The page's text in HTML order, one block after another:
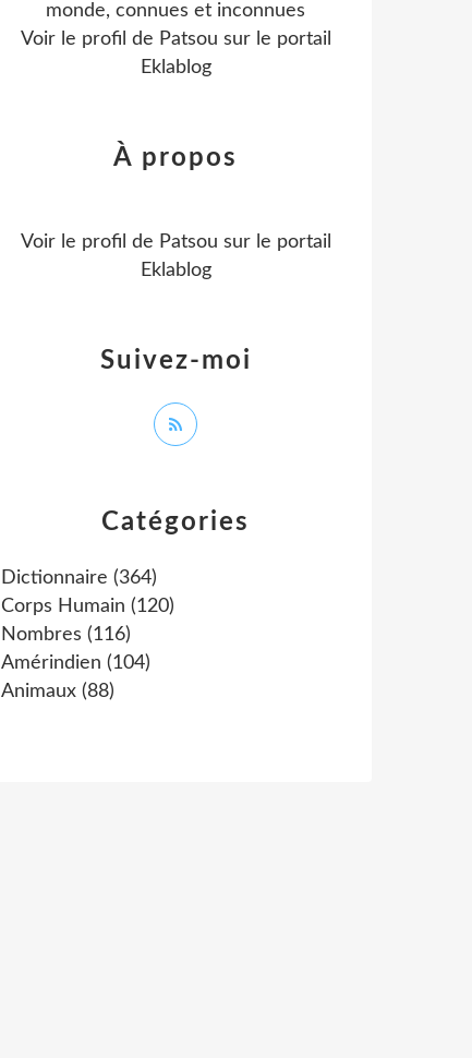
Catégories
Dictionnaire (364)
Corps Humain (120)
Nombres (116)
Amérindien (104)
Animaux (88)
monde, connues et inconnues
Voir le profil de Patsou sur le portail
Eklablog
Suivez-moi
À propos
Voir le profil de Patsou sur le portail
Eklablog